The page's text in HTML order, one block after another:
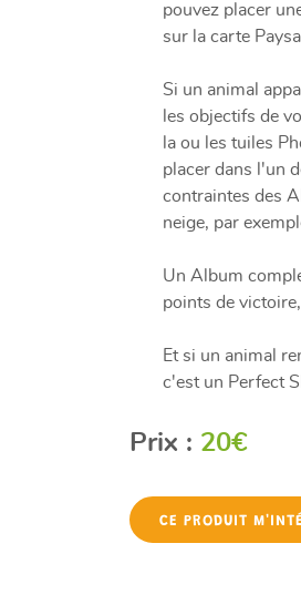
pouvez placer
sur la carte
Si un animal
les objectifs de
la ou les tuiles
placer dans l'un
contraintes des
neige, par
Un Album
points de
Et si un animal
c'est un Perfect
Prix : 20€
CE PRODUIT